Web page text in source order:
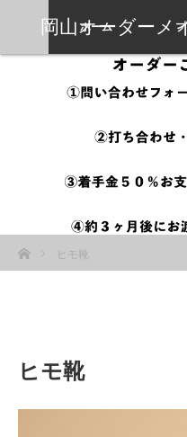
岡山オーダー
岡靴工房
ホーム
ヒモ靴
ヒモ靴